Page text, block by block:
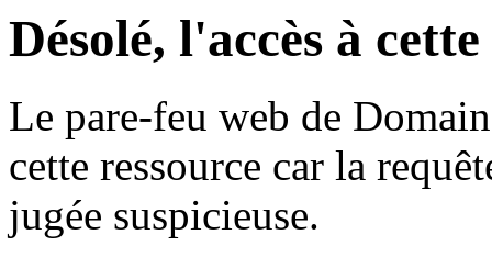
Désolé, l'accès à
Le pare-feu web de
cette ressource car la
jugée suspicieuse.